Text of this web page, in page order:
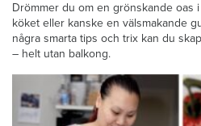
Drömmer du om en grönskande oas
köket eller kanske en välsmakande
några smarta tips och trix kan du
– helt utan balkong.